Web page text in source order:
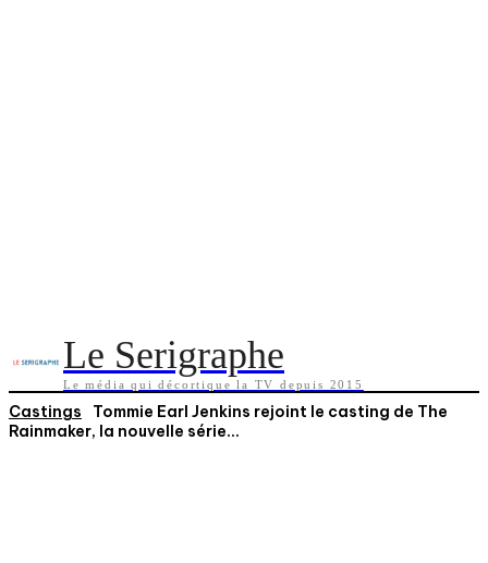
Le Serigraphe
Le média qui décortique la TV depuis 2015
Castings
Tommie Earl Jenkins rejoint le casting de The
Rainmaker, la nouvelle série...